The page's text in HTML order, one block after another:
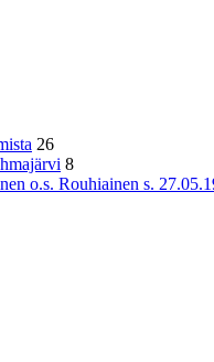
26
8
o.s. Rouhiainen s.